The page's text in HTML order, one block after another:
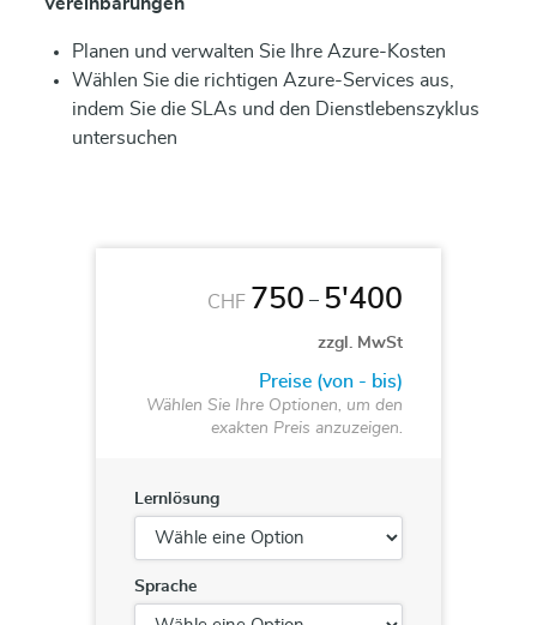
Planen und verwalten Sie Ihre Azure-Kosten
Wählen Sie die richtigen Azure-Services aus,
indem Sie die SLAs und den Dienstlebenszyklus
untersuchen
CHF 750 – 5'400
zzgl. MwSt
Preise (von - bis)
Wählen Sie Ihre Optionen, um den
exakten Preis anzuzeigen.
Lernlösung
Sprache